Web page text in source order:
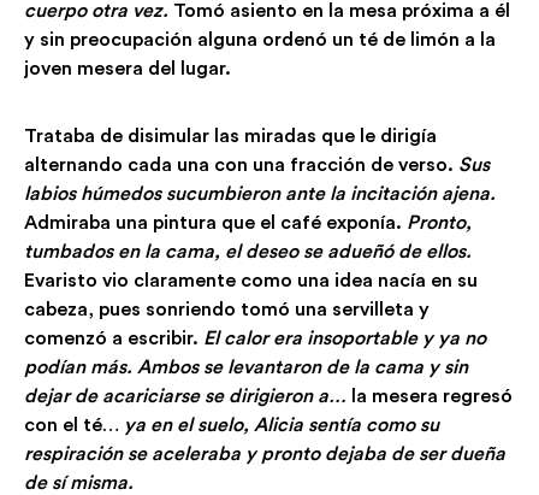
cuerpo otra vez. Tomó asiento en la mesa próxima a él
y sin preocupación alguna ordenó un té de limón a la
joven mesera del lugar.
Trataba de disimular las miradas que le dirigía
alternando cada una con una fracción de verso. Sus
labios húmedos sucumbieron ante la incitación ajena.
Admiraba una pintura que el café exponía. Pronto,
tumbados en la cama, el deseo se adueñó de ellos.
Evaristo vio claramente como una idea nacía en su
cabeza, pues sonriendo tomó una servilleta y
comenzó a escribir. El calor era insoportable y ya no
podían más. Ambos se levantaron de la cama y sin
dejar de acariciarse se dirigieron a…
la mesera regresó
con el té… ya en el suelo, Alicia sentía como su
respiración se aceleraba y pronto dejaba de ser dueña
de sí misma.